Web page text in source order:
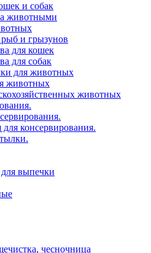
и собак
животными
и грызунов
для кошек
для собак
для животных
животных
животных
консервирования.
выпечки
чесночница